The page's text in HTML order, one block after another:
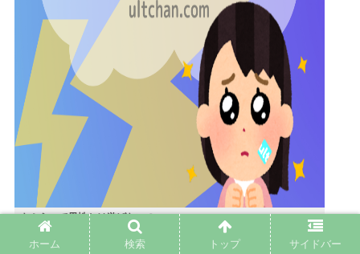
キミらって異性とは遊ばないの
ホーム 検索 トップ サイドバー